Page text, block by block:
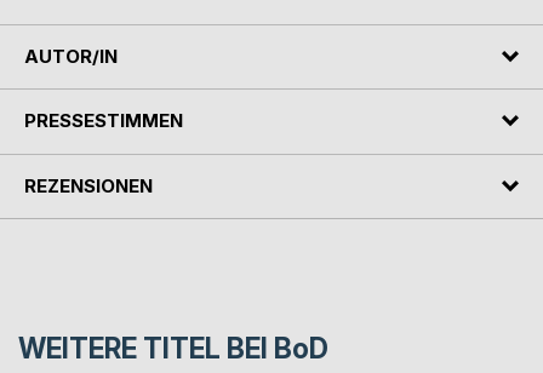
AUTOR/IN
PRESSESTIMMEN
REZENSIONEN
WEITERE TITEL BEI BoD